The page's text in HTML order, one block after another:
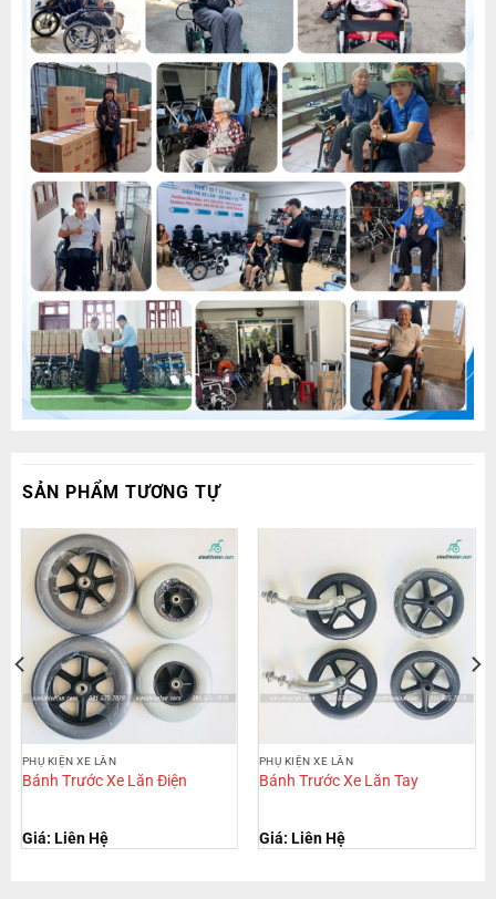
SẢN PHẨM TƯƠNG TỰ
PHỤ KIỆN XE LĂN
Bánh Trước Xe Lăn Điện
Giá: Liên Hệ
PHỤ KIỆN XE LĂN
Bánh Trước Xe Lăn Tay
Giá: Liên Hệ